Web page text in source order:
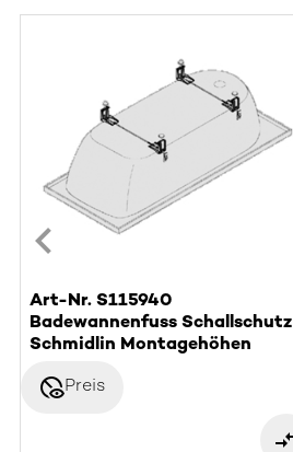
Art-Nr. S115940
Badewannenfuss Schallschutz
Schmidlin Montagehöhen
disabled_visiblePreis